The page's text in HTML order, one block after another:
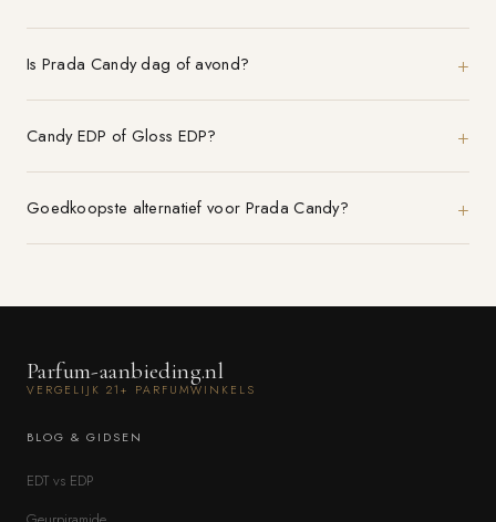
Is Prada Candy dag of avond?
Candy EDP of Gloss EDP?
Goedkoopste alternatief voor Prada Candy?
Parfum-aanbieding.nl
VERGELIJK 21+ PARFUMWINKELS
BLOG & GIDSEN
EDT vs EDP